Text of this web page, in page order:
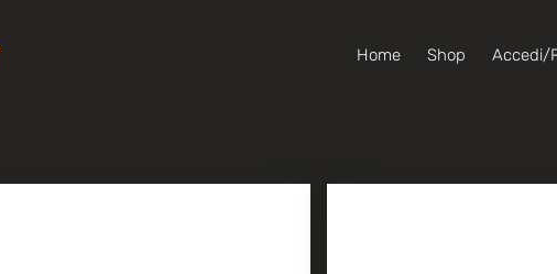
Home Shop Accedi/